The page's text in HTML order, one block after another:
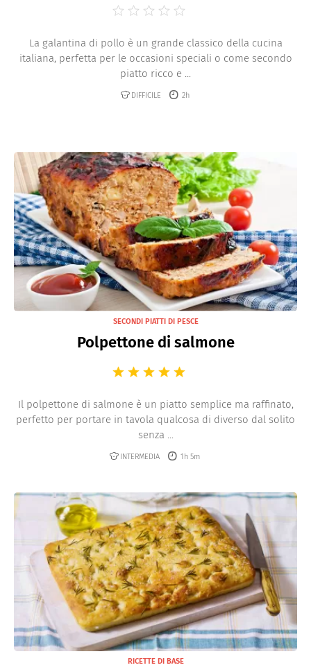
La galantina di pollo è un grande classico della cucina
italiana, perfetta per le occasioni speciali o come secondo
piatto ricco e ...
DIFFICILE 2h
SECONDI PIATTI DI PESCE
Polpettone di salmone
Il polpettone di salmone è un piatto semplice ma raffinato,
perfetto per portare in tavola qualcosa di diverso dal solito
senza ...
INTERMEDIA 1h 5m
RICETTE DI BASE